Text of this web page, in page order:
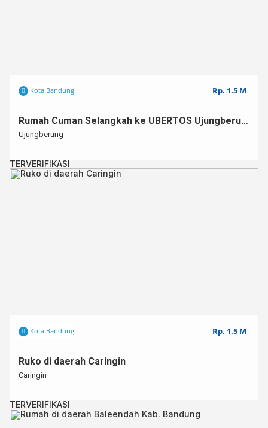
Kota Bandung Rp. 1.5 M
Rumah Cuman Selangkah ke UBERTOS Ujungberung
Ujungberung
TERVERIFIKASI
Kota Bandung Rp. 1.5 M
Ruko di daerah Caringin
Caringin
TERVERIFIKASI